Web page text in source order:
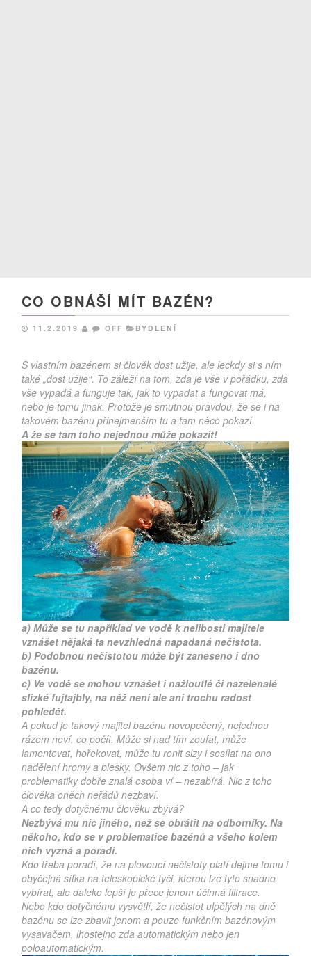
CO OBNÁŠÍ MÍT BAZÉN?
11.2.2019 OFF BYDLENÍ
S vlastním bazénem si člověk dost užije, ale leckdy si s ním
také „dost užije“. To záleží na tom, zda je vše v pořádku, zda
vše vypadá a funguje tak, jak to vypadat a fungovat má,
nebo je tomu jinak. Protože je smutnou pravdou, že se i na
takovém bazénu přinejmenším tu a tam něco pokazí.
A že se tam toho nejednou může pokazit!
a)Může se tu například ve vodě k nelibosti majitele
vznášet nějaká ta nevzhledná napadaná nečistota.
b)Podobnou nečistotou může být zaneseno i dno
bazénu.
c) Ve vodě se mohou vznášet i nažloutlé či nazelenalé
slizké fujtajbly, na něž není ale ani trochu radost
pohledět.
A pokud je takový majitel bazénu novopečený, nejednou
rázem neví, co počít. Může si nad tím zoufat, může
lamentovat, hořekovat, může tu ronit slzy i sesílat na ono
nadělení hromy a blesky. Ovšem nic z toho – jak
problematiky dobře znalá osoba ví – nezabírá. Nic z toho
člověka oněch neřádů nezbaví.
A co tedy dotyčnému člověku zbývá?
Nezbývá mu nic jiného, než se obrátit na odborníky. Na
někoho, kdo se v problematice bazénů a všeho kolem
nich vyzná a poradí.
Kdo třeba poradí, že na plovoucí nečistoty platí dejme tomu i
obyčejná síťka na teleskopické tyči, kterou lze tyto snadno
vybírat, ale daleko lepší je přece jenom účinná filtrace.
Nebo kdo dotyčnému vysvětlí, že nečistot ulpělých na dně
bazénu se lze zbavit jenom a pouze funkčním bazénovým
vysavačem, lhostejno zda automatickým nebo jen
poloautomatickým.